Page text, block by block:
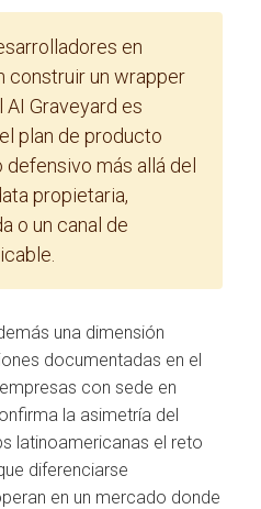
en
construir un wrapper
AI Graveyard es
plan de producto
más allá del
propietaria,
o un canal de
una dimensión
documentadas en el
con sede en
la asimetría del
latinoamericanas el reto
diferenciarse
en un mercado donde